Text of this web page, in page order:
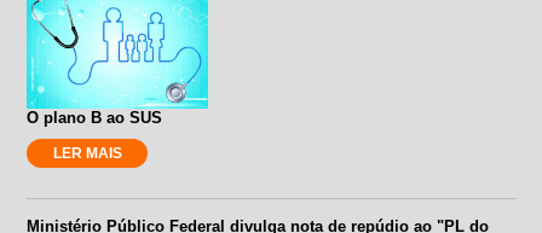
O plano B ao SUS
LER MAIS
Ministério Público Federal divulga nota de repúdio ao "PL do